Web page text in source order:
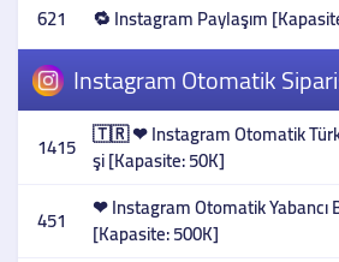
621
🔁 Instagram Paylaşım
Instagram Otomatik
1415 🇹🇷 ❤ Instagram Otomatik
şi [Kapasite: 50K]
451 ❤ Instagram Otomatik Yabancı
[Kapasite: 500K]